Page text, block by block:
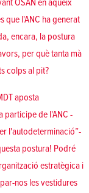
OSAN en aqueix
que l'ANC ha generat
encara, la postura
per què tanta mà
colps al pit?
aposta
participe de l'ANC -
l'autodeterminació”-
postura! Podré
estratègica i
nos les vestidures